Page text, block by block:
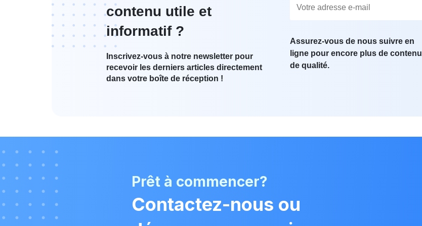
contenu utile et
informatif ?
Inscrivez-vous à notre newsletter pour
recevoir les derniers articles directement
dans votre boîte de réception !
Assurez-vous de nous suivre en
ligne pour encore plus de contenu
de qualité.
Prêt à commencer?
Contactez-nous ou